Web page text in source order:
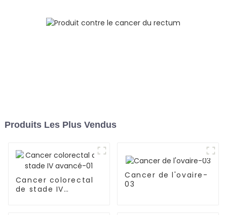
Produits Les Plus Vendus
Cancer colorectal
de stade IV
Cancer de l'ovaire-
03